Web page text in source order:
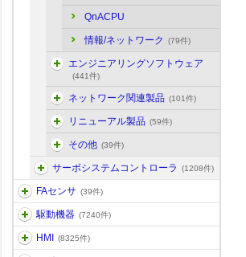
QnACPU
情報/ネットワーク (79件)
エンジニアリングソフトウェア
(441件)
ネットワーク関連製品 (101件)
リニューアル製品 (59件)
その他 (39件)
サーボシステムコントローラ (1208件)
FAセンサ (39件)
駆動機器 (7240件)
HMI (8325件)